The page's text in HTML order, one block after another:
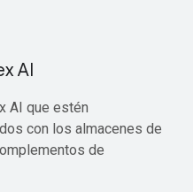
AI
AI que estén
con los almacenes de
de